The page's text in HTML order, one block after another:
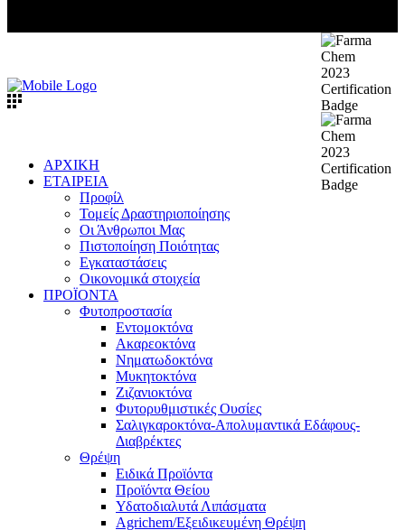
ΑΡΧΙΚΗ
ΕΤΑΙΡΕΙΑ
Προφίλ
Τομείς Δραστηριοποίησης
Οι Άνθρωποι Μας
Πιστοποίηση Ποιότητας
Εγκαταστάσεις
Οικονομικά στοιχεία
ΠΡΟΪΟΝΤΑ
Φυτοπροστασία
Εντομοκτόνα
Ακαρεοκτόνα
Νηματωδοκτόνα
Μυκητοκτόνα
Ζιζανιοκτόνα
Φυτορυθμιστικές Ουσίες
Σαλιγκαροκτόνα-Απολυμαντικά Εδάφους-
Διαβρέκτες
Θρέψη
Ειδικά Προϊόντα
Προϊόντα Θείου
Υδατοδιαλυτά Λιπάσματα
Agrichem/Εξειδικευμένη Θρέψη